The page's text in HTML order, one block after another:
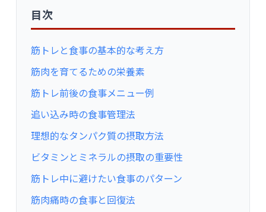
目次
筋トレと食事の基本的な考え方
筋肉を育てるための栄養素
筋トレ前後の食事メニュー例
追い込み時の食事管理法
理想的なタンパク質の摂取方法
ビタミンとミネラルの摂取の重要性
筋トレ中に避けたい食事のパターン
筋肉痛時の食事と回復法